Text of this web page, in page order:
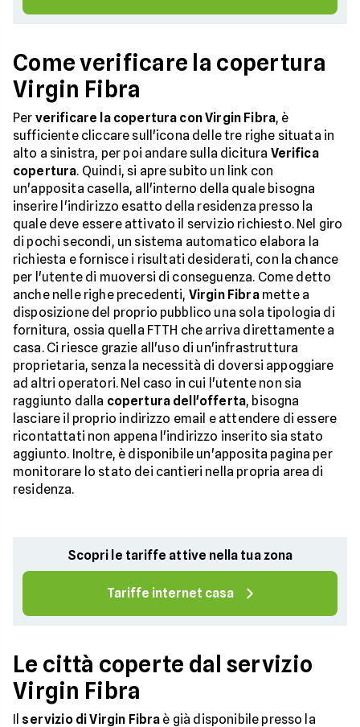
Come verificare la copertura
Virgin Fibra
Per verificare la copertura con Virgin Fibra, è
sufficiente cliccare sull'icona delle tre righe situata in
alto a sinistra, per poi andare sulla dicitura Verifica
copertura. Quindi, si apre subito un link con
un'apposita casella, all'interno della quale bisogna
inserire l'indirizzo esatto della residenza presso la
quale deve essere attivato il servizio richiesto. Nel giro
di pochi secondi, un sistema automatico elabora la
richiesta e fornisce i risultati desiderati, con la chance
per l'utente di muoversi di conseguenza. Come detto
anche nelle righe precedenti, Virgin Fibramette a
disposizione del proprio pubblico una sola tipologia di
fornitura, ossia quella FTTH che arriva direttamente a
casa. Ci riesce grazie all'uso di un'infrastruttura
proprietaria, senza la necessità di doversi appoggiare
ad altri operatori. Nel caso in cui l'utente non sia
raggiunto dalla copertura dell'offerta, bisogna
lasciare il proprio indirizzo email e attendere di essere
ricontattati non appena l'indirizzo inserito sia stato
aggiunto. Inoltre, è disponibile un'apposita pagina per
monitorare lo stato dei cantieri nella propria area di
residenza.
Scopri le tariffe attive nella tua zona
Tariffe internet casa
Le città coperte dal servizio
Virgin Fibra
Il servizio di Virgin Fibra è già disponibile presso la